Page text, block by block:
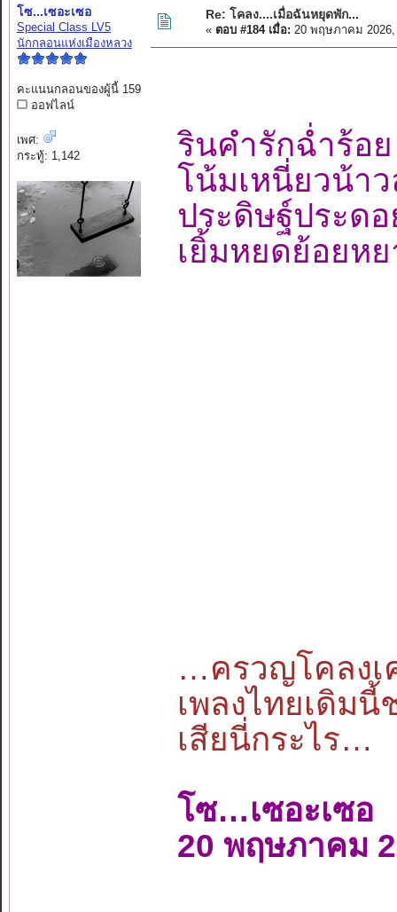
โซ...เซอะเซอ
Special Class LV5
นักกลอนแห่งเมืองหลวง
คะแนนกลอนของผู้นี้ 159
ออฟไลน์
เพศ:
กระทู้: 1,142
Re: โคลง....เมื่อฉันหยุดพัก...
« ตอบ #184 เมื่อ: 20 พฤษภาคม 2026,
รินคำรักฉ่ำร้
โน้มเหนี่ยวน้า
ประดิษฐ์ประด
เยิ้มหยดย้อยห
…ครวญโคลงเ
เพลงไทยเดิม
เสียนี่กระไร…
โซ…เซอะเซอ
20 พฤษภาคม